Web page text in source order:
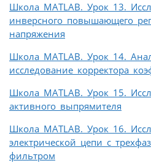
Школа MATLAB. Урок 13.
инверсного повышающего
напряжения
Школа MATLAB. Урок 14.
исследование корректора
Школа МATLAB. Урок 15.
активного выпрямителя
Школа MATLAB. Урок 16.
электрической цепи с
фильтром